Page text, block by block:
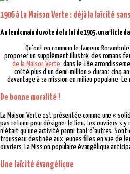
1906 à La Maison Verte : déjà la laïcité
Au lendemain du vote de la loi de 1905, un article
Qu’ont en commun le fameux
proposer un supplément illustré, des romans
de la Maison Verte, dans le 18e
coûté plus d’un demi-million » durant cinq
davantage à sa mission en milieu populaire.
De bonne moralité !
La Maison Verte est présentée comme une «
pas retenu pour désigner le lieu. Les ouvriers
n’était qu’une activité parmi tant d’autres.
trousseau destinée aux jeunes filles en vue de
ouvriers. La Mission populaire évangélique
Une laïcité évangélique